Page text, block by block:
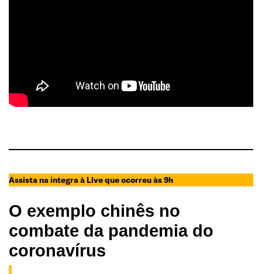
Assista na íntegra à Live que ocorreu às 9h
O exemplo chinês no
combate da pandemia do
coronavírus